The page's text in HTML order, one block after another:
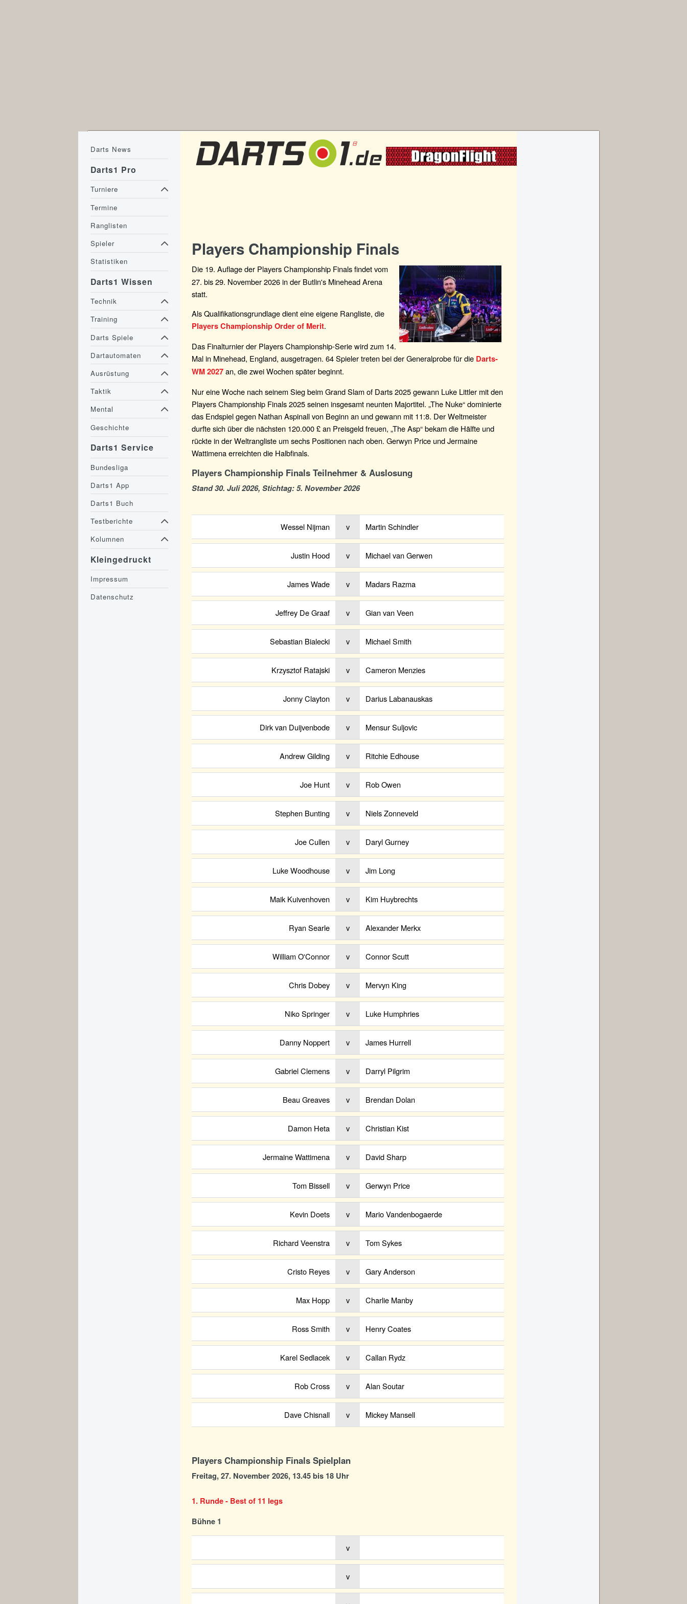
Players Championship Finals
Die 19. Auflage der Players Championship Finals findet vom
27. bis 29. November 2026 in der Butlin's Minehead Arena
statt.
Als Qualifikationsgrundlage dient eine eigene Rangliste, die
Players Championship Order of Merit.
Das Finalturnier der Players Championship-Serie wird zum 14.
Mal in Minehead, England, ausgetragen. 64 Spieler treten bei der Generalprobe für die Darts-
WM 2027an, die zwei Wochen später beginnt.
Nur eine Woche nach seinem Sieg beim Grand Slam of Darts 2025 gewann Luke Littler mit den
Players Championship Finals 2025 seinen insgesamt neunten Majortitel. „The Nuke“ dominierte
das Endspiel gegen Nathan Aspinall von Beginn an und gewann mit 11:8. Der Weltmeister
durfte sich über die nächsten 120.000 £ an Preisgeld freuen, „The Asp“ bekam die Hälfte und
rückte in der Weltrangliste um sechs Positionen nach oben. Gerwyn Price und Jermaine
Wattimena erreichten die Halbfinals.
Players Championship Finals Teilnehmer & Auslosung
Stand 30. Juli 2026, Stichtag: 5. November 2026
Wessel Nijman v Martin Schindler
Justin Hood v Michael van Gerwen
James Wade v Madars Razma
Jeffrey De Graaf v Gian van Veen
Sebastian Bialecki v Michael Smith
Krzysztof Ratajski v Cameron Menzies
Jonny Clayton v Darius Labanauskas
Dirk van Duijvenbode v Mensur Suljovic
Andrew Gilding v Ritchie Edhouse
Joe Hunt v Rob Owen
Stephen Bunting v Niels Zonneveld
Joe Cullen v Daryl Gurney
Luke Woodhouse v Jim Long
Maik Kuivenhoven v Kim Huybrechts
Ryan Searle v Alexander Merkx
William O'Connor v Connor Scutt
Chris Dobey v Mervyn King
Niko Springer v Luke Humphries
Danny Noppert v James Hurrell
Gabriel Clemens v Darryl Pilgrim
Beau Greaves v Brendan Dolan
Damon Heta v Christian Kist
Jermaine Wattimena v David Sharp
Tom Bissell v Gerwyn Price
Kevin Doets v Mario Vandenbogaerde
Richard Veenstra v Tom Sykes
Cristo Reyes v Gary Anderson
Max Hopp v Charlie Manby
Ross Smith v Henry Coates
Karel Sedlacek v Callan Rydz
Rob Cross v Alan Soutar
Dave Chisnall v Mickey Mansell
Players Championship Finals Spielplan
Freitag, 27. November 2026, 13.45 bis 18 Uhr
1. Runde - Best of 11 legs
Bühne 1
v
v
Darts News
Darts1 Pro
Turniere
Termine
Ranglisten
Spieler
Statistiken
Darts1 Wissen
Technik
Training
Darts Spiele
Dartautomaten
Ausrüstung
Taktik
Mental
Geschichte
Darts1 Service
Bundesliga
Darts1 App
Darts1 Buch
Testberichte
Kolumnen
Kleingedruckt
Impressum
Datenschutz